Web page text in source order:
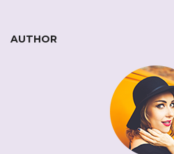
AUTHOR